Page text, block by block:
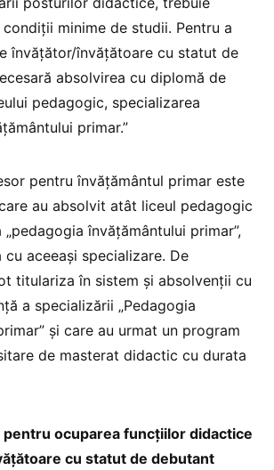
minime de studii. Pentru a
învățător/învățătoare cu statut de
absolvirea cu diplomă de
pedagogic, specializarea
primar.”
pentru învățământul primar este
au absolvit atât liceul pedagogic
învățământului primar”,
aceeași specializare. De
titulariza în sistem și absolvenții cu
a specializării „Pedagogia
și care au urmat un program
de masterat didactic cu durata
pentru ocuparea funcțiilor didactice
cu statut de debutant